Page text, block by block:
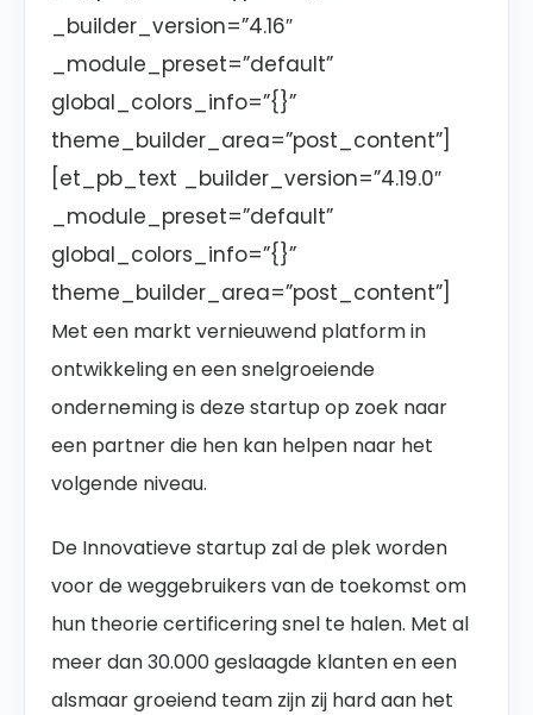
_builder_version=”4.16″
_module_preset=”default”
global_colors_info=”{}”
theme_builder_area=”post_content”]
[et_pb_text _builder_version=”4.19.0″
_module_preset=”default”
global_colors_info=”{}”
theme_builder_area=”post_content”]
Met een markt vernieuwend platform in
ontwikkeling en een snelgroeiende
onderneming is deze startup op zoek naar
een partner die hen kan helpen naar het
volgende niveau.
De Innovatieve startup zal de plek worden
voor de weggebruikers van de toekomst om
hun theorie certificering snel te halen. Met al
meer dan 30.000 geslaagde klanten en een
alsmaar groeiend team zijn zij hard aan het